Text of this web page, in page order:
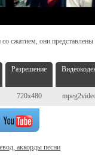
сжатием, они
Разрешение
720x480
аккорды песни